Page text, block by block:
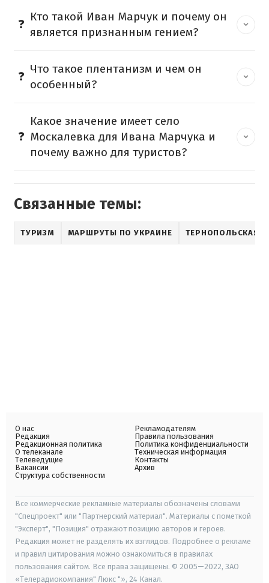
Кто такой Иван Марчук и почему он
является признанным гением?
Что такое плентанизм и чем он
особенный?
Какое значение имеет село
Москалевка для Ивана Марчука и
почему важно для туристов?
Связанные темы:
ТУРИЗМ МАРШРУТЫ ПО УКРАИНЕ ТЕРНОПОЛЬСКАЯ
О нас
Редакция
Редакционная политика
О телеканале
Телеведущие
Вакансии
Структура собственности
Рекламодателям
Правила пользования
Политика конфиденциальности
Техническая информация
Контакты
Архив
Все коммерческие рекламные материалы обозначены словами
"Спецпроект" или "Партнерский материал". Материалы с пометкой
"Эксперт", "Позиция" отражают позицию авторов и героев.
Редакция может не разделять их взглядов. Подробнее о рекламе
и правил цитирования можно ознакомиться в правилах
пользования сайтом. Все права защищены. © 2005—2022, ЗАО
«Телерадиокомпания" Люкс "», 24 Канал.